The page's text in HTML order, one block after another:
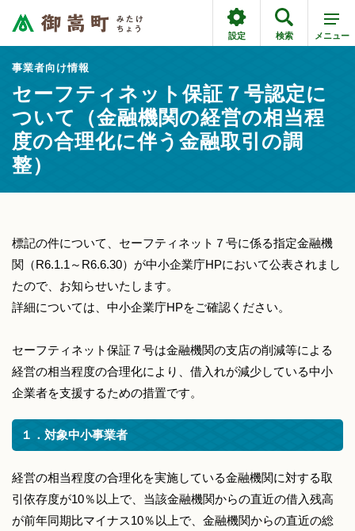
設定 検索 メニュー
事業者向け情報
セーフティネット保証７号認定に
ついて（金融機関の経営の相当程
度の合理化に伴う金融取引の調
整）
標記の件について、セーフティネット７号に係る指定金融機
関（R6.1.1～R6.6.30）が中小企業庁HPにおいて公表されまし
たので、お知らせいたします。
詳細については、中小企業庁HPをご確認ください。
セーフティネット保証７号は金融機関の支店の削減等による
経営の相当程度の合理化により、借入れが減少している中小
企業者を支援するための措置です。
１．対象中小事業者
経営の相当程度の合理化を実施している金融機関に対する取
引依存度が10％以上で、当該金融機関からの直近の借入残高
が前年同期比マイナス10％以上で、金融機関からの直近の総